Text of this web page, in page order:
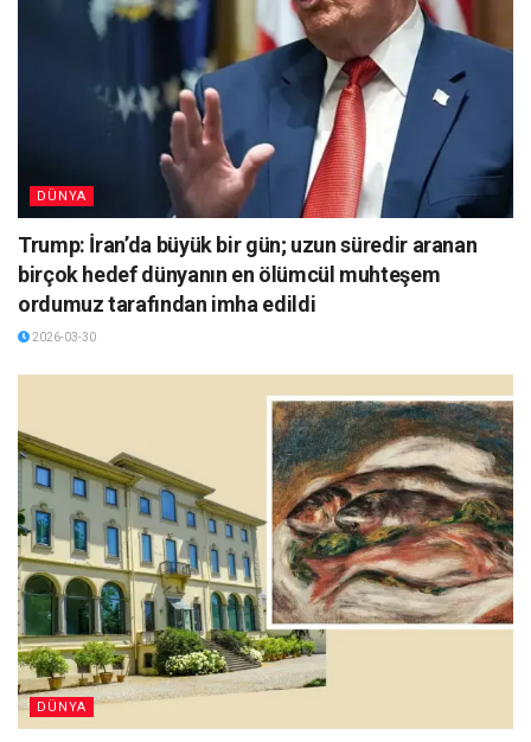
DÜNYA
Trump: İran’da büyük bir gün; uzun süredir aranan
birçok hedef dünyanın en ölümcül muhteşem
ordumuz tarafından imha edildi
2026-03-30
DÜNYA